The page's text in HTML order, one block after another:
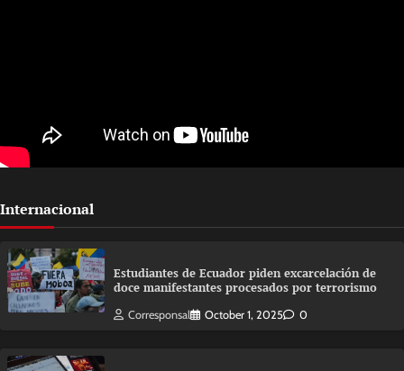
Internacional
Estudiantes de Ecuador piden excarcelación de
doce manifestantes procesados por terrorismo
Corresponsal October 1, 2025 0